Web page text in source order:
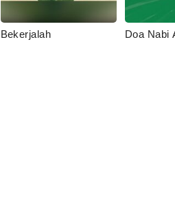
Bekerjalah Doa Nabi